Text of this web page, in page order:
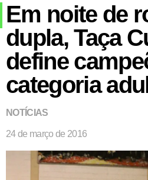
Em noite de
dupla, Taça
define
categoria
NOTÍCIAS
24 de março de 2016